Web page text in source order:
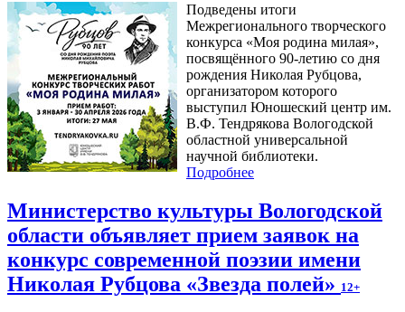
Подведены итоги
Межрегионального творческого
конкурса «Моя родина милая»,
посвящённого 90-летию со дня
рождения Николая Рубцова,
организатором которого
выступил Юношеский центр им.
В.Ф. Тендрякова Вологодской
областной универсальной
научной библиотеки.
Подробнее
Министерство культуры Вологодской
области объявляет прием заявок на
конкурс современной поэзии имени
Николая Рубцова «Звезда полей» 12+